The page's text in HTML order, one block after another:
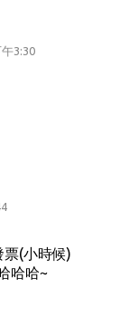
3:30
票(小時候)
哈哈~